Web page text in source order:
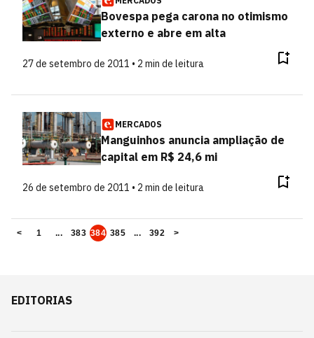
Bovespa pega carona no otimismo
externo e abre em alta
27 de setembro de 2011 • 2 min de leitura
MERCADOS
Manguinhos anuncia ampliação de
capital em R$ 24,6 mi
26 de setembro de 2011 • 2 min de leitura
< 1 ... 383 384 385 ... 392 >
EDITORIAS